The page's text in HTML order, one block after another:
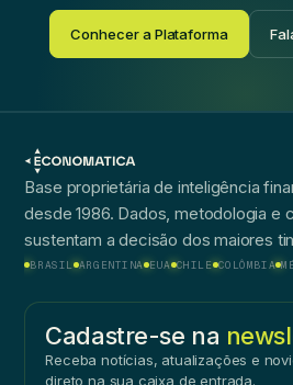
Conhecer a Plataforma
Base proprietária de inteligência
desde 1986. Dados, metodologia e
sustentam a decisão dos maiores
BRASIL ARGENTINA EUA CHILE COLÔMBIA
Cadastre-se na
Receba notícias, atualizações e
direto na sua caixa de entrada.